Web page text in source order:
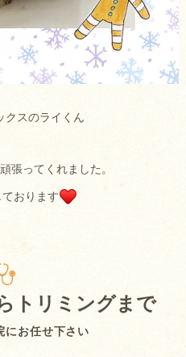
クスのライくん
張ってくれました。
おります
にお任せ下さい
トリミングまで